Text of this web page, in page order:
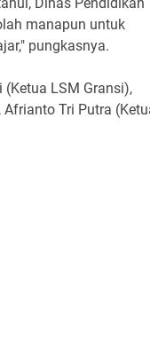
manapun untuk
pungkasnya.
LSM Gransi),
Tri Putra